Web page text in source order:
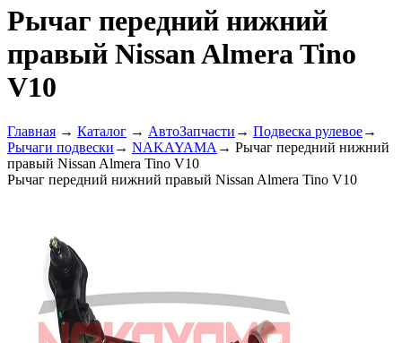
Рычаг передний нижний
правый Nissan Almera Tino
V10
Главная → Каталог → АвтоЗапчасти → Подвеска рулевое→
Рычаги подвески → NAKAYAMA → Рычаг передний нижний
правый Nissan Almera Tino V10
Рычаг передний нижний правый Nissan Almera Tino V10